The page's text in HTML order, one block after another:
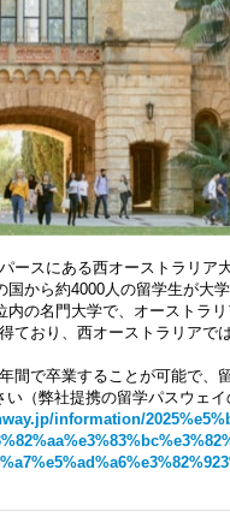
ースにある西オーストラリア
から約4000人の留学生が大学
内の名門大学で、オーストラ
ており、西オーストラリアで
間で卒業することが可能で、
（弊社提携の留学パスウェイ
information/